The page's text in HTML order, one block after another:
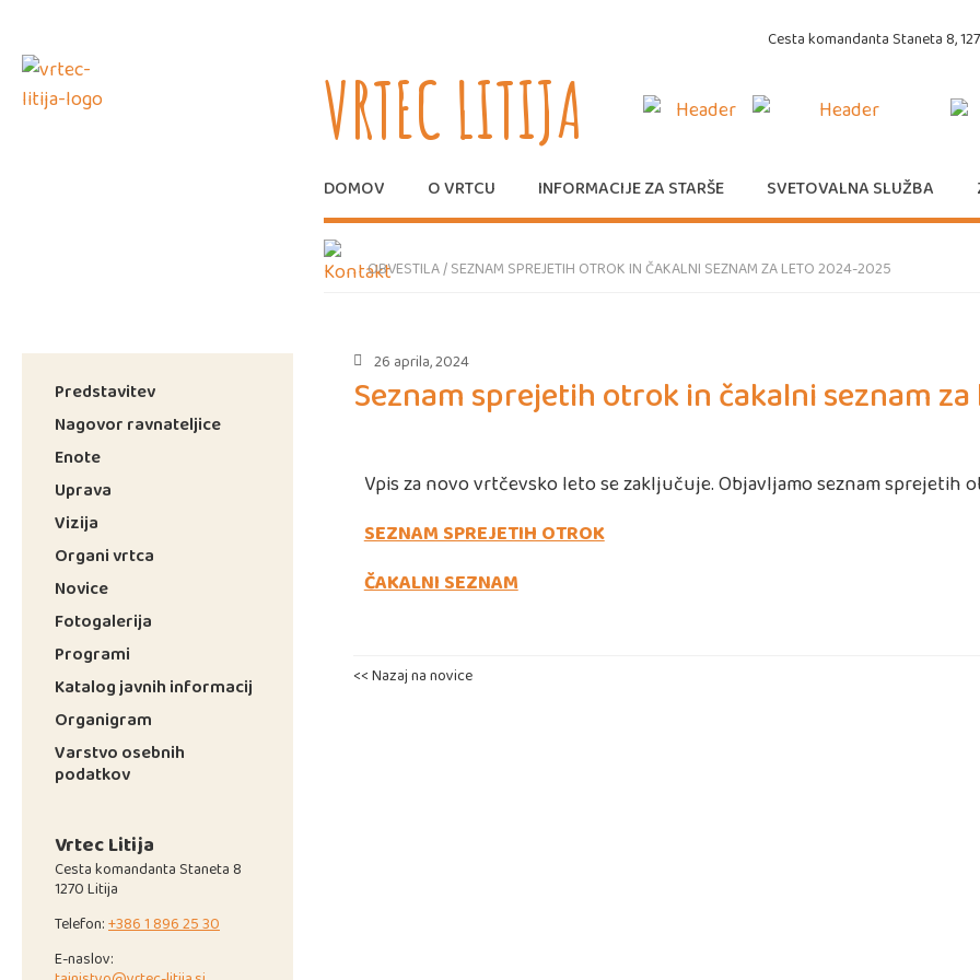
Cesta komandanta Staneta 8,
VRTEC LITIJA
DOMOV O VRTCU INFORMACIJE ZA STARŠE SVETOVALNA SLUŽBA
OBVESTILA/ SEZNAM SPREJETIH OTROK IN ČAKALNI SEZNAM ZA LETO 2024-2025
Predstavitev
Nagovor ravnateljice
Enote
Uprava
Vizija
Organi vrtca
Novice
Fotogalerija
Programi
Katalog javnih informacij
Organigram
Varstvo osebnih
podatkov
Vrtec Litija
Cesta komandanta Staneta 8
1270 Litija
Telefon: +386 1 896 25 30
E-naslov:
26 aprila, 2024
Seznam sprejetih otrok in čakalni seznam
Vpis za novo vrtčevsko leto se zaključuje. Objavljamo seznam sprejetih
SEZNAM SPREJETIH OTROK
ČAKALNI SEZNAM
<< Nazaj na novice